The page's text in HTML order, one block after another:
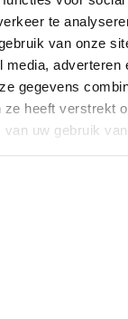
te
van onze
media, adverteren
gegevens
ze heeft verstrekt
uw gebruik